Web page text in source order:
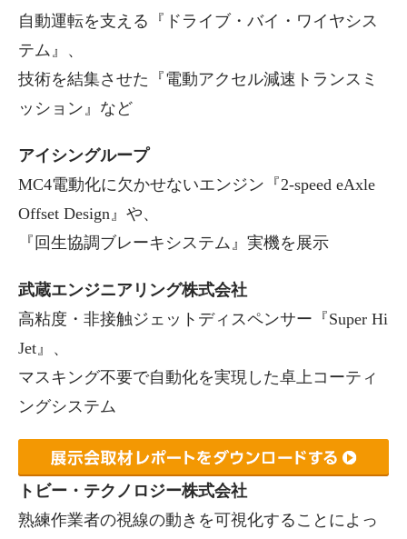
自動運転を支える『ドライブ・バイ・ワイヤシス
テム』、
技術を結集させた『電動アクセル減速トランスミ
ッション』など
アイシングループ
MC4電動化に欠かせないエンジン『2-speed eAxle
Offset Design』や、
『回生協調ブレーキシステム』実機を展示
武蔵エンジニアリング株式会社
高粘度・非接触ジェットディスペンサー『Super Hi
Jet』、
マスキング不要で自動化を実現した卓上コーティ
ングシステム
トビー・テクノロジー株式会社
熟練作業者の視線の動きを可視化することによっ